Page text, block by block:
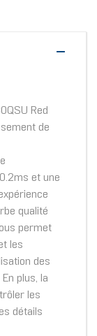
Red
de
et une
qualité
permet
les
des
plus, la
les
détails